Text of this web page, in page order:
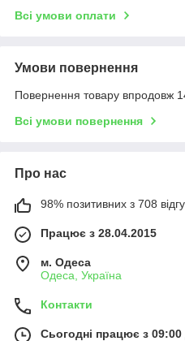
Всі умови оплати
Умови повернення
Повернення товару впродовж
Всі умови повернення
Про нас
98% позитивних з 708
Працює з 28.04.2015
м. Одеса
Одеса, Україна
Контакти
Сьогодні працює з